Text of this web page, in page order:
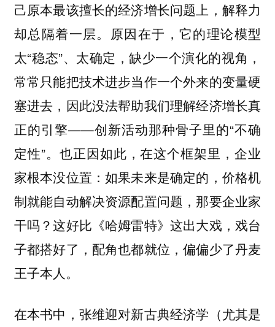
己原本最该擅长的经济增长问题上，解释力
却总隔着一层。 原因在于，它的理论模型
太“稳态”、太确定，缺少一个演化的视角，
常常只能把技术进步当作一个外来的变量硬
塞进去，因此没法帮助我们理解经济增长真
正的引擎——创新活动那种骨子里的“不确
定性”。也正因如此，在这个框架里，企业
家根本没位置：如果未来是确定的，价格机
制就能自动解决资源配置问题，那要企业家
干吗？这好比《哈姆雷特》这出大戏，戏台
子都搭好了，配角也都就位，偏偏少了丹麦
王子本人。
在本书中，张维迎对新古典经济学（尤其是